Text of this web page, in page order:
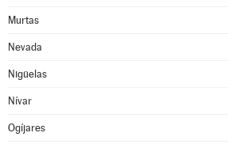
Murtas
Nevada
Nigüelas
Nívar
Ogíjares